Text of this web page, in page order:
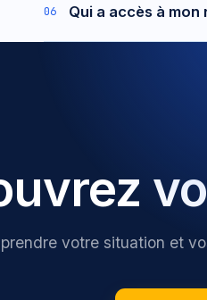
matérialiser le
06 Qui a accès à
votre situation et